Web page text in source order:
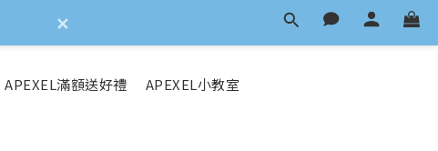
APEXEL滿額送好禮 APEXEL小教室
✕